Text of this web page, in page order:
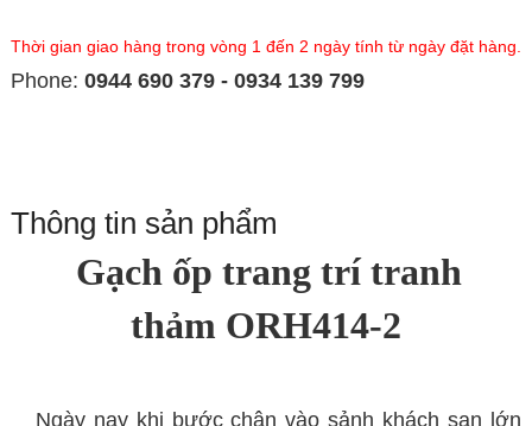
Thời gian giao hàng trong vòng 1 đến 2 ngày tính từ ngày đặt hàng.
Phone: 0944 690 379 - 0934 139 799
Thông tin sản phẩm
Gạch ốp trang trí tranh
thảm ORH414-2
Ngày nay khi bước chân vào sảnh khách sạn lớn